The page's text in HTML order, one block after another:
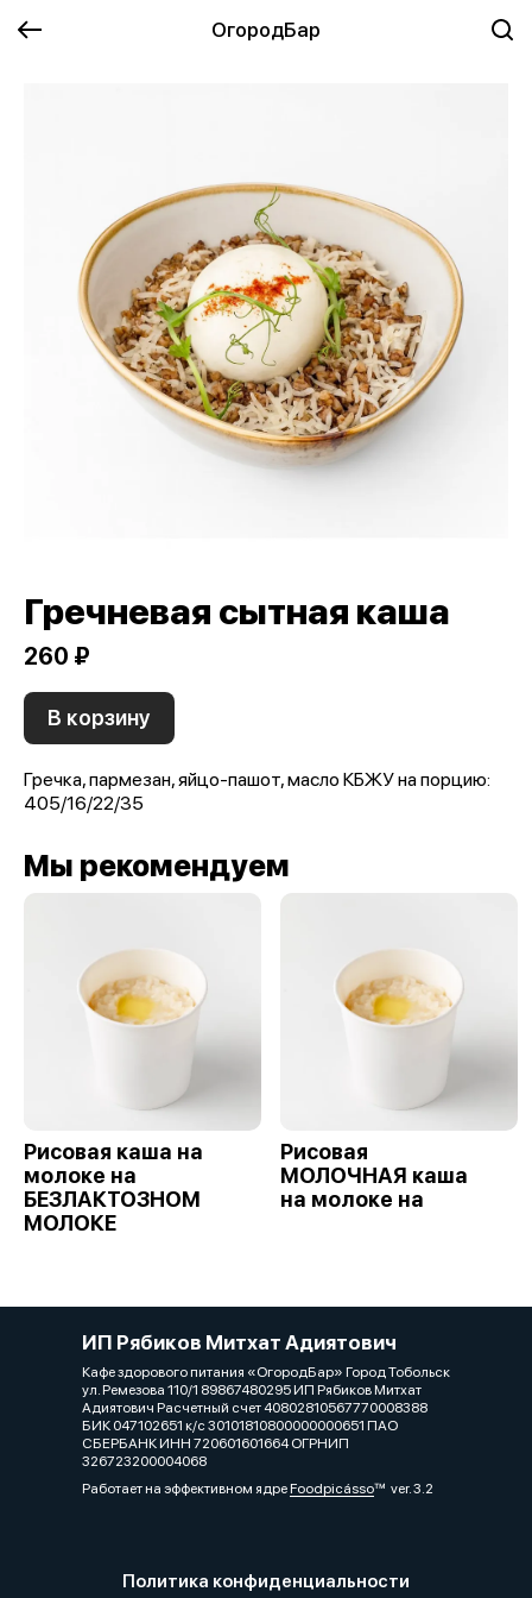
ОгородБар
Гречневая сытная каша
260 ₽
В корзину
Гречка, пармезан, яйцо-пашот, масло КБЖУ на порцию:
405/16/22/35
Мы рекомендуем
Рисовая каша на
молоке на
БЕЗЛАКТОЗНОМ
МОЛОКЕ
Рисовая
МОЛОЧНАЯ каша
на молоке на
ИП Рябиков Митхат Адиятович
Кафе здорового питания «ОгородБар» Город Тобольск
ул. Ремезова 110/1 89867480295 ИП Рябиков Митхат
Адиятович Расчетный счет 40802810567770008388
БИК 047102651 к/с 30101810800000000651 ПАО
СБЕРБАНК ИНН 720601601664 ОГРНИП
326723200004068
Работает на эффективном ядреFoodpicássover. 3.2
Политика конфиденциальности